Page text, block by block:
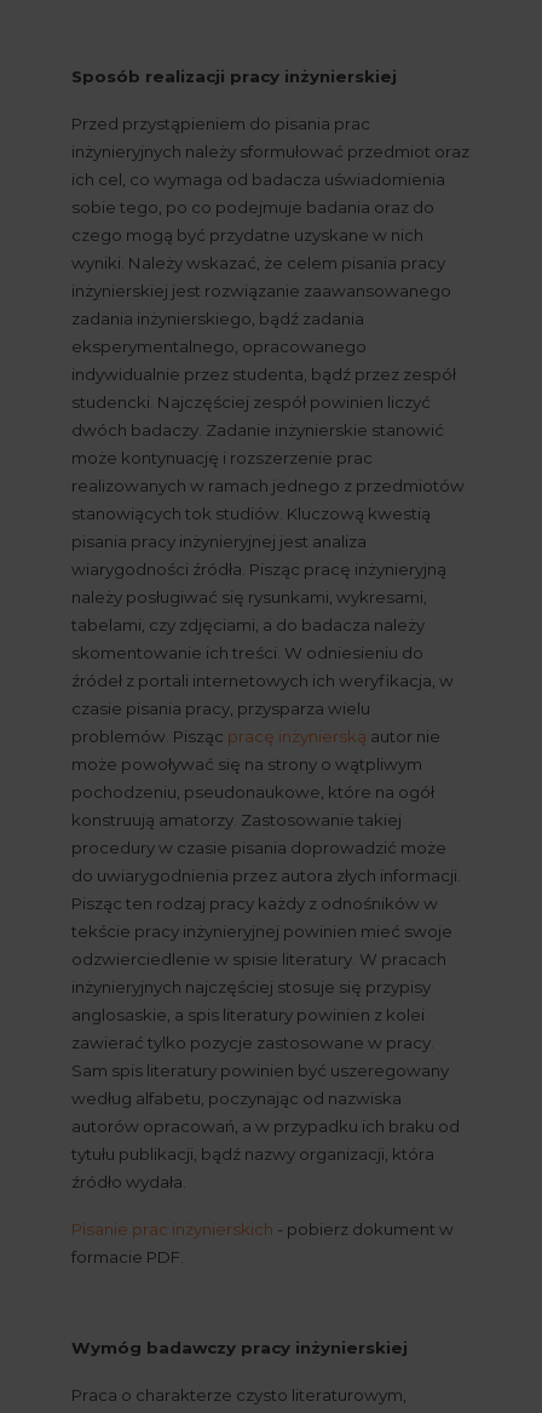
Sposób realizacji pracy inżynierskiej
Przed przystąpieniem do pisania prac
inżynieryjnych należy sformułować przedmiot oraz
ich cel, co wymaga od badacza uświadomienia
sobie tego, po co podejmuje badania oraz do
czego mogą być przydatne uzyskane w nich
wyniki. Należy wskazać, że celem pisania pracy
inżynierskiej jest rozwiązanie zaawansowanego
zadania inżynierskiego, bądź zadania
eksperymentalnego, opracowanego
indywidualnie przez studenta, bądź przez zespół
studencki. Najczęściej zespół powinien liczyć
dwóch badaczy. Zadanie inżynierskie stanowić
może kontynuację i rozszerzenie prac
realizowanych w ramach jednego z przedmiotów
stanowiących tok studiów. Kluczową kwestią
pisania pracy inżynieryjnej jest analiza
wiarygodności źródła. Pisząc pracę inżynieryjną
należy posługiwać się rysunkami, wykresami,
tabelami, czy zdjęciami, a do badacza należy
skomentowanie ich treści. W odniesieniu do
źródeł z portali internetowych ich weryfikacja, w
czasie pisania pracy, przysparza wielu
problemów. Pisząc pracę inżynierską autor nie
może powoływać się na strony o wątpliwym
pochodzeniu, pseudonaukowe, które na ogół
konstruują amatorzy. Zastosowanie takiej
procedury w czasie pisania doprowadzić może
do uwiarygodnienia przez autora złych informacji.
Pisząc ten rodzaj pracy każdy z odnośników w
tekście pracy inżynieryjnej powinien mieć swoje
odzwierciedlenie w spisie literatury. W pracach
inżynieryjnych najczęściej stosuje się przypisy
anglosaskie, a spis literatury powinien z kolei
zawierać tylko pozycje zastosowane w pracy.
Sam spis literatury powinien być uszeregowany
według alfabetu, poczynając od nazwiska
autorów opracowań, a w przypadku ich braku od
tytułu publikacji, bądź nazwy organizacji, która
źródło wydała.
Pisanie prac inżynierskich - pobierz dokument w
formacie PDF.
Wymóg badawczy pracy inżynierskiej
Praca o charakterze czysto literaturowym,